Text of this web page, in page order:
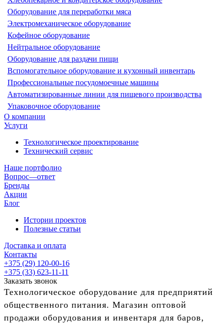
Оборудование для переработки мяса
Электромеханическое оборудование
Кофейное оборудование
Нейтральное оборудование
Оборудование для раздачи пищи
Вспомогательное оборудование и кухонный инвентарь
Профессиональные посудомоечные машины
Автоматизированные линии для пищевого производства
Упаковочное оборудование
О компании
Услуги
Технологическое проектирование
Технический сервис
Наше портфолио
Вопрос—ответ
Бренды
Акции
Блог
Истории проектов
Полезные статьи
Доставка и оплата
Контакты
+375 (29) 120-00-16
+375 (33) 623-11-11
Заказать звонок
Технологическое оборудование для предприятий
общественного питания. Магазин оптовой
продажи оборудования и инвентаря для баров,